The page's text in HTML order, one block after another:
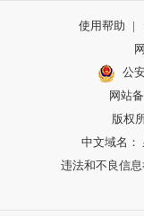
使用帮助 |
公
网站
版权
中文域名：
违法和不良信息